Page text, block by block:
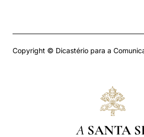
Copyright © Dicastério para a
A SANTA